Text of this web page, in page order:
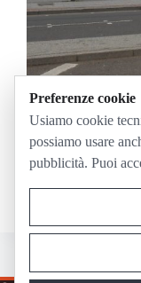
L’Europeo Under
RaiSport e in
indicata dalla
disponibili anche
segnala dirette
Preferenze cookie
Usiamo cookie
possiamo usare
pubblicità. Puoi